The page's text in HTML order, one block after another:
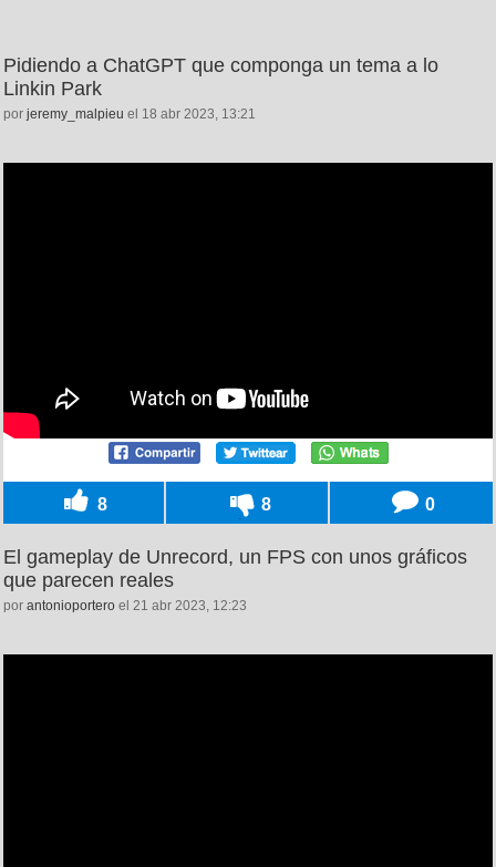
Pidiendo a ChatGPT que componga un tema a lo
Linkin Park
por jeremy_malpieu el 18 abr 2023, 13:21
8 8 0
El gameplay de Unrecord, un FPS con unos gráficos
que parecen reales
por antonioportero el 21 abr 2023, 12:23